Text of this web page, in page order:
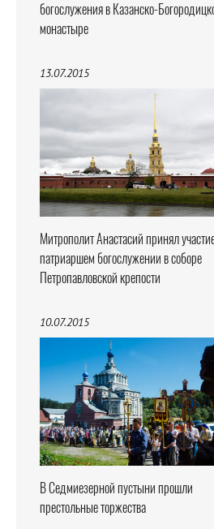
богослужения в Казанско-
монастыре
13.07.2015
Митрополит Анастасий принял
патриаршем богослужении в соборе
Петропавловской крепости
10.07.2015
В Седмиезерной пустыни прошли
престольные торжества